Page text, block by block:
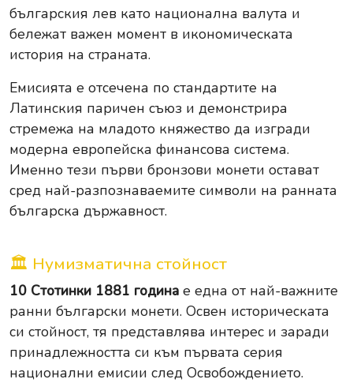
българския лев като национална валута и
бележат важен момент в икономическата
история на страната.
Емисията е отсечена по стандартите на
Латинския паричен съюз и демонстрира
стремежа на младото княжество да изгради
модерна европейска финансова система.
Именно тези първи бронзови монети остават
сред най-разпознаваемите символи на ранната
българска държавност.
🏛 Нумизматична стойност
10 Стотинки 1881 година е една от най-важните
ранни български монети. Освен историческата
си стойност, тя представлява интерес и заради
принадлежността си към първата серия
национални емисии след Освобождението.